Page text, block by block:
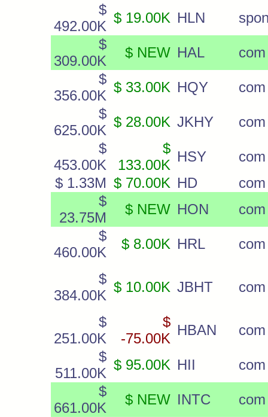
$
492.00K
$ 19.00K HLN
$
309.00K
$ NEW HAL
com
$
356.00K
$ 33.00K HQY
com
$
625.00K
$ 28.00K JKHY
com
$
453.00K
$
133.00K
HSY
com
$ 1.33M $ 70.00K HD
com
$
23.75M
$ NEW HON
com
$
460.00K
$ 8.00K HRL com
$
384.00K
$ 10.00K JBHT com
$
251.00K
$
-75.00K
HBAN
com
$
511.00K
$ 95.00K HII
com
$
661.00K
$ NEW INTC
com